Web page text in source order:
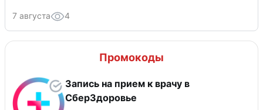
7 августа 4
Промокоды
Запись на прием к врачу в
СберЗдоровье